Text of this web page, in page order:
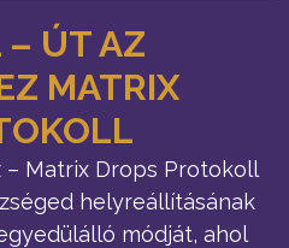
– ÚT AZ
MATRIX
– Matrix Drops Protokoll
helyreállításának
módját, ahol